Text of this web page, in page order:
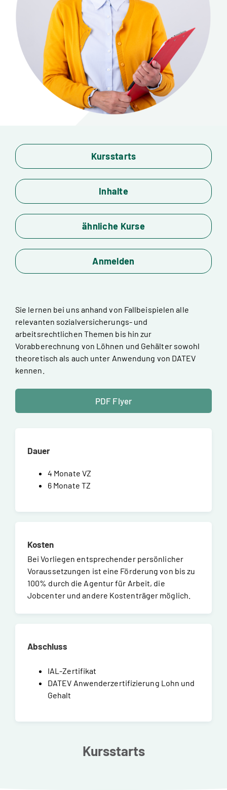
Standorte
Jobs
Kontakt
Kursstarts
Inhalte
ähnliche Kurse
Anmelden
Sie lernen bei uns anhand von Fallbeispielen alle
relevanten sozialversicherungs- und
arbeitsrechtlichen Themen bis hin zur
Vorabberechnung von Löhnen und Gehälter sowohl
theoretisch als auch unter Anwendung von DATEV
kennen.
PDF Flyer
Dauer
4 Monate VZ
6 Monate TZ
Kosten
Bei Vorliegen entsprechender persönlicher
Voraussetzungen ist eine Förderung von bis zu
100% durch die Agentur für Arbeit, die
Jobcenter und andere Kostenträger möglich.
Abschluss
IAL-Zertifikat
DATEV Anwenderzertifizierung Lohn und
Gehalt
Kursstarts